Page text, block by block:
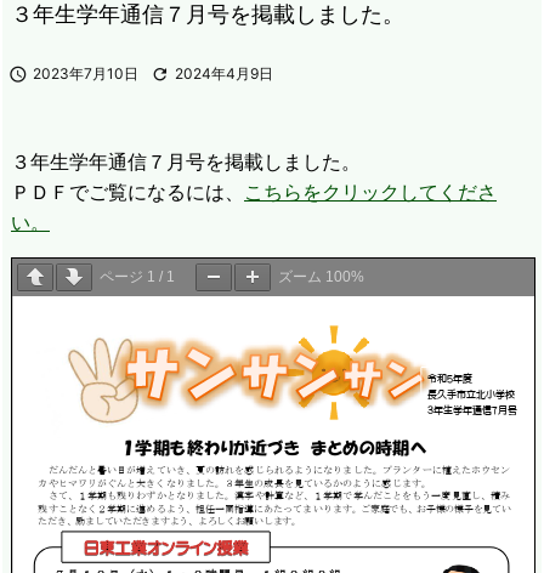
３年生学年通信７月号を掲載しました。
 2023年7月10日  2024年4月9日
３年生学年通信７月号を掲載しました。
ＰＤＦでご覧になるには、 こちらをクリックしてくださ
い。
ページ 1 / 1 ズーム 100%